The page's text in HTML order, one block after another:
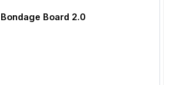
Bondage Board 2.0